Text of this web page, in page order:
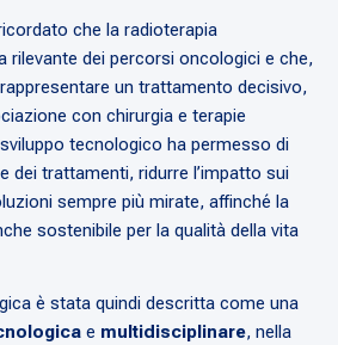
che la radioterapia
rilevante dei percorsi oncologici e che,
un trattamento decisivo,
con chirurgia e terapie
tecnologico ha permesso di
dei trattamenti, ridurre l’impatto sui
sempre più mirate, affinché la
sostenibile per la qualità della vita
è stata quindi descritta come una
e multidisciplinare, nella